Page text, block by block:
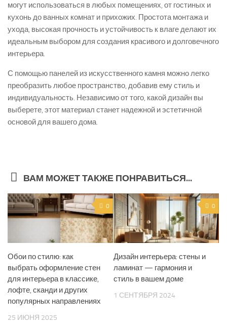
могут использоваться в любых помещениях, от гостиных и
кухонь до ванных комнат и прихожих. Простота монтажа и
ухода, высокая прочность и устойчивость к влаге делают их
идеальным выбором для создания красивого и долговечного
интерьера.
С помощью панелей из искусственного камня можно легко
преобразить любое пространство, добавив ему стиль и
индивидуальность. Независимо от того, какой дизайн вы
выберете, этот материал станет надежной и эстетичной
основой для вашего дома.
ВАМ МОЖЕТ ТАКЖЕ ПОНРАВИТЬСЯ...
0
Обои по стилю: как
выбрать оформление стен
для интерьера в классике,
лофте, сканди и других
популярных направлениях
25 ИЮНЯ 2025
0
Дизайн интерьера: стены и
ламинат — гармония и
стиль в вашем доме
1 СЕНТЯБРЯ 2024